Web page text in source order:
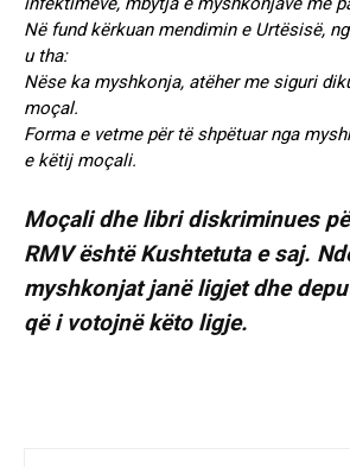
Në fund kërkuan mendimin e Urtësisë,
u tha:
Nëse ka myshkonja, atëher me siguri
moçal.
Forma e vetme për të shpëtuar nga
e këtij moçali.
Moçali dhe libri diskriminues
RMV është Kushtetuta e saj.
myshkonjat janë ligjet dhe
që i votojnë këto ligje.